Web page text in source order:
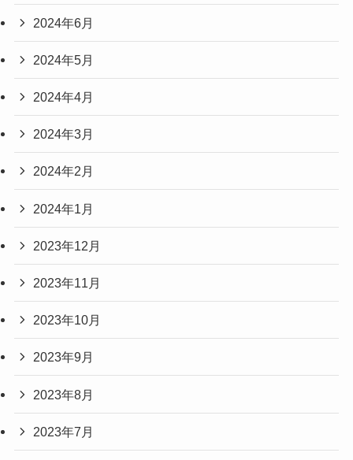
2024年6月
2024年5月
2024年4月
2024年3月
2024年2月
2024年1月
2023年12月
2023年11月
2023年10月
2023年9月
2023年8月
2023年7月